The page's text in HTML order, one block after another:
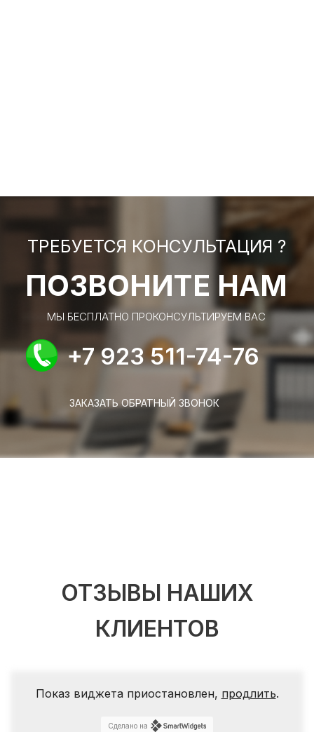
ТРЕБУЕТСЯ КОНСУЛЬТАЦИЯ ?
ПОЗВОНИТЕ НАМ
МЫ БЕСПЛАТНО ПРОКОНСУЛЬТИРУЕМ ВАС
+7 923 511-74-76
ЗАКАЗАТЬ ОБРАТНЫЙ ЗВОНОК
ОТЗЫВЫ НАШИХ
КЛИЕНТОВ
Показ виджета приостановлен, продлить.
Сделано на